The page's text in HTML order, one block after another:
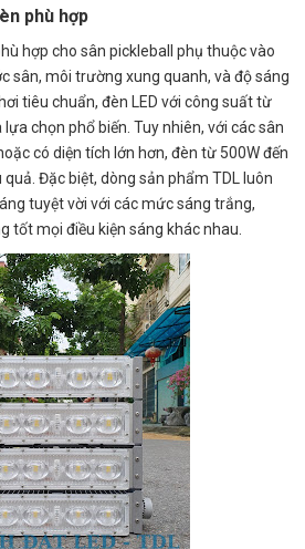
phù hợp
hợp cho sân pickleball phụ thuộc vào
sân, môi trường xung quanh, và độ sáng
tiêu chuẩn, đèn LED với công suất từ
chọn phổ biến. Tuy nhiên, với các sân
có diện tích lớn hơn, đèn từ 500W đến
quả. Đặc biệt, dòng sản phẩm TDL luôn
tuyệt vời với các mức sáng trắng,
tốt mọi điều kiện sáng khác nhau.